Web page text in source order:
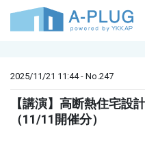
2025/11/21 11:44 - No.247
【講演】高断熱住宅設
（11/11開催分）